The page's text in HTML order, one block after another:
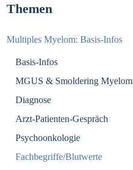
Themen
Multiples Myelom: Basis-Infos
Basis-Infos
MGUS & Smoldering Myelom
Diagnose
Arzt-Patienten-Gespräch
Psychoonkologie
Fachbegriffe/Blutwerte